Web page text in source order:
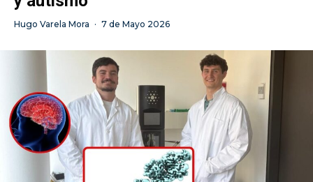
Hugo Varela Mora · 7 de Mayo 2026